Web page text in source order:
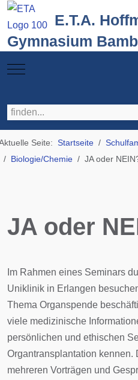
E.T.A.
Gymnasium
Mobile Menu Toggle
Seite: Startseite
Biologie/Chemie
JA oder
JA oder
Im Rahmen eines Seminars
Uniklinik in Erlangen
Thema Organspende
viele medizinische
persönlichen und ethischen
Organtransplantation kennen.
mehreren Vorträgen und